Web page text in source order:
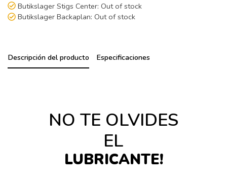
Butikslager Stigs Center: Out of stock
Butikslager Backaplan: Out of stock
Descripción del producto Especificaciones
NO TE OLVIDES
EL
LUBRICANTE!